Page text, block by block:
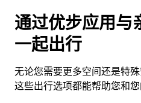
通过优步应用与
一起出行
无论您需要更多空间还是特
这些出行选项都能帮助您和您